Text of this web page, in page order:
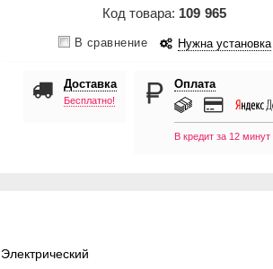
Код товара: 109 965
В сравнение Нужна установка
Доставка
Бесплатно!
Оплата
В кредит за 12 минут
Электрический